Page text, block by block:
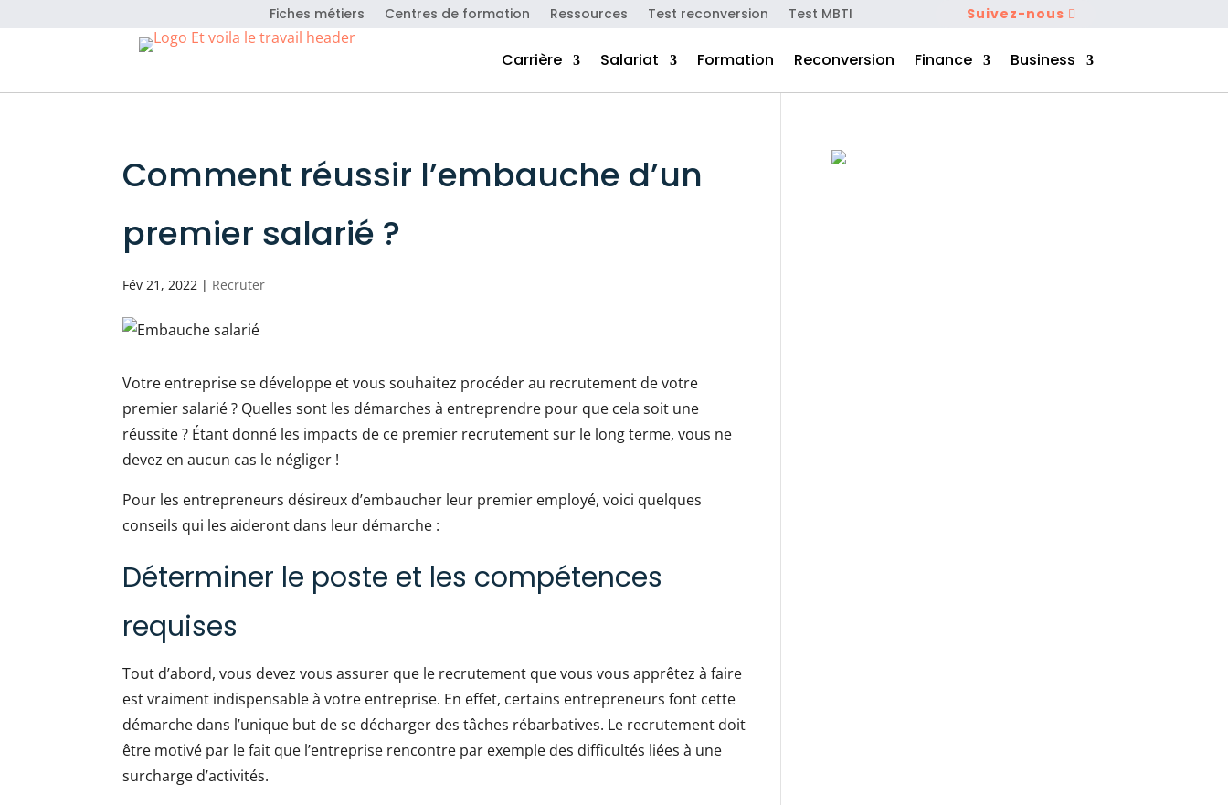
Fiches métiers Centres de formation Ressources Test reconversion Test MBTI Suivez-nous
Carrière Salariat Formation Reconversion Finance Business
Comment réussir l’embauche d’un
premier salarié ?
Fév 21, 2022 | Recruter
Votre entreprise se développe et vous souhaitez procéder au recrutement de votre
premier salarié ? Quelles sont les démarches à entreprendre pour que cela soit une
réussite ? Étant donné les impacts de ce premier recrutement sur le long terme, vous ne
devez en aucun cas le négliger !
Pour les entrepreneurs désireux d’embaucher leur premier employé, voici quelques
conseils qui les aideront dans leur démarche :
Déterminer le poste et les compétences
requises
Tout d’abord, vous devez vous assurer que le recrutement que vous vous apprêtez à faire
est vraiment indispensable à votre entreprise. En effet, certains entrepreneurs font cette
démarche dans l’unique but de se décharger des tâches rébarbatives. Le recrutement doit
être motivé par le fait que l’entreprise rencontre par exemple des difficultés liées à une
surcharge d’activités.